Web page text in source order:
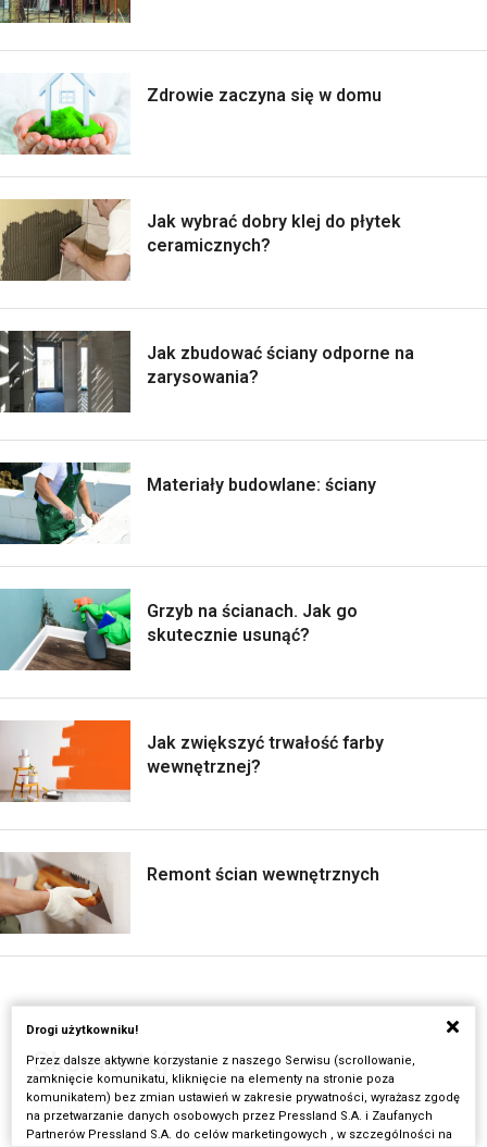
Zdrowie zaczyna się w domu
Jak wybrać dobry klej do płytek
ceramicznych?
Jak zbudować ściany odporne na
zarysowania?
Materiały budowlane: ściany
Grzyb na ścianach. Jak go
skutecznie usunąć?
Jak zwiększyć trwałość farby
wewnętrznej?
Remont ścian wewnętrznych
Skomentuj:
Materiały budowlane: ściany
Drogi użytkowniku!
Przez dalsze aktywne korzystanie z naszego Serwisu (scrollowanie,
zamknięcie komunikatu, kliknięcie na elementy na stronie poza
komunikatem) bez zmian ustawień w zakresie prywatności, wyrażasz zgodę
na przetwarzanie danych osobowych przez Pressland S.A. i Zaufanych
Partnerów Pressland S.A. do celów marketingowych , w szczególności na